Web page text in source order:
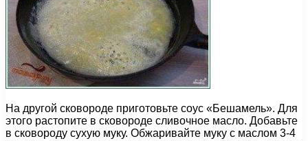
На другой сковороде приготовьте соус «Бешамель». Для
этого растопите в сковороде сливочное масло. Добавьте
в сковороду сухую муку. Обжаривайте муку с маслом 3-4